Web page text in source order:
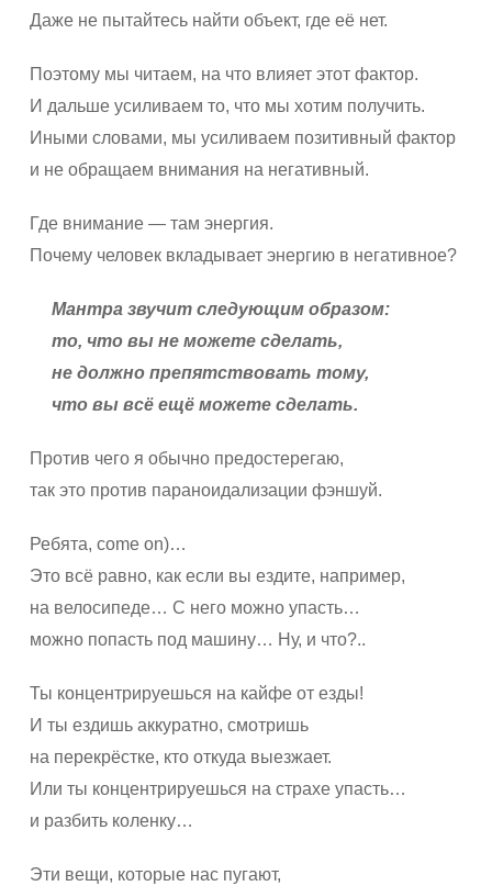
Даже не пытайтесь найти объект, где её нет.
Поэтому мы читаем, на что влияет этот фактор.
И дальше усиливаем то, что мы хотим получить.
Иными словами, мы усиливаем позитивный фактор
и не обращаем внимания на негативный.
Где внимание — там энергия.
Почему человек вкладывает энергию в негативное?
Мантра звучит следующим образом:
то, что вы не можете сделать,
не должно препятствовать тому,
что вы всё ещё можете сделать.
Против чего я обычно предостерегаю,
так это против параноидализации фэншуй.
Ребята, come on)…
Это всё равно, как если вы ездите, например,
на велосипеде… С него можно упасть…
можно попасть под машину… Ну, и что?..
Ты концентрируешься на кайфе от езды!
И ты ездишь аккуратно, смотришь
на перекрёстке, кто откуда выезжает.
Или ты концентрируешься на страхе упасть…
и разбить коленку…
Эти вещи, которые нас пугают,